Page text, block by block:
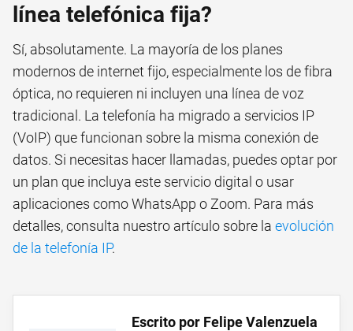
línea telefónica fija?
Sí, absolutamente. La mayoría de los planes
modernos de internet fijo, especialmente los de fibra
óptica, no requieren ni incluyen una línea de voz
tradicional. La telefonía ha migrado a servicios IP
(VoIP) que funcionan sobre la misma conexión de
datos. Si necesitas hacer llamadas, puedes optar por
un plan que incluya este servicio digital o usar
aplicaciones como WhatsApp o Zoom. Para más
detalles, consulta nuestro artículo sobre la evolución
de la telefonía IP.
Escrito por Felipe Valenzuela